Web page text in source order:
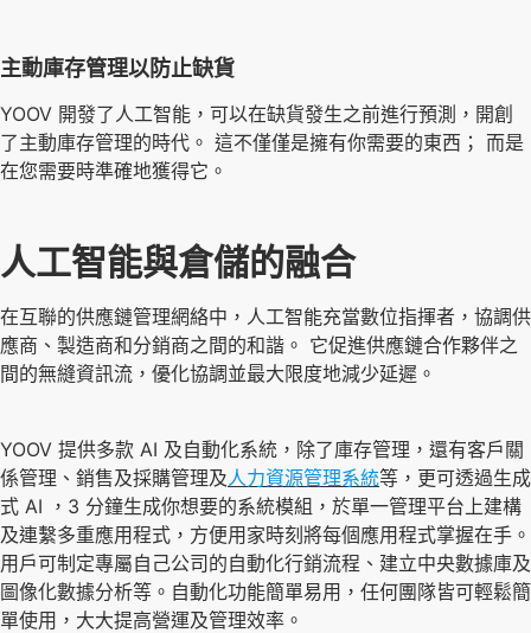
主動庫存管理以防止缺貨
YOOV 開發了人工智能，可以在缺貨發生之前進行預測，開創
了主動庫存管理的時代。 這不僅僅是擁有你需要的東西； 而是
在您需要時準確地獲得它。
人工智能與倉儲的融合
在互聯的供應鏈管理網絡中，人工智能充當數位指揮者，協調供
應商、製造商和分銷商之間的和諧。 它促進供應鏈合作夥伴之
間的無縫資訊流，優化協調並最大限度地減少延遲。
YOOV 提供多款 AI 及自動化系統，除了庫存管理，還有客戶關
係管理、銷售及採購管理及人力資源管理系統等，更可透過生成
式 AI ，3 分鐘生成你想要的系統模組，於單一管理平台上建構
及連繫多重應用程式，方便用家時刻將每個應用程式掌握在手。
用戶可制定專屬自己公司的自動化行銷流程、建立中央數據庫及
圖像化數據分析等。自動化功能簡單易用，任何團隊皆可輕鬆簡
單使用，大大提高營運及管理效率。